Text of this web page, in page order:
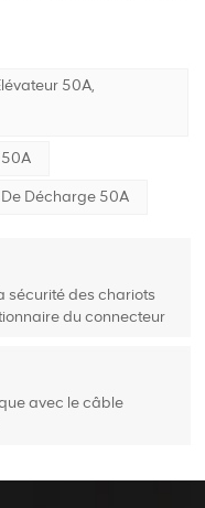
50A,
50A
Décharge 50A
sécurité des chariots
du connecteur
avec le câble